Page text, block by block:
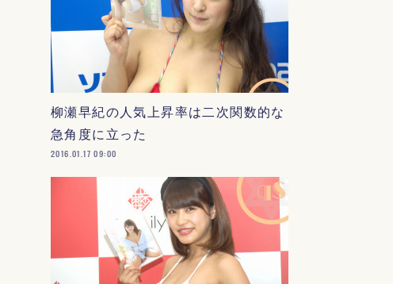
柳瀬早紀の人気上昇率は二次関数的な
急角度に立った
2016.01.17 09:00